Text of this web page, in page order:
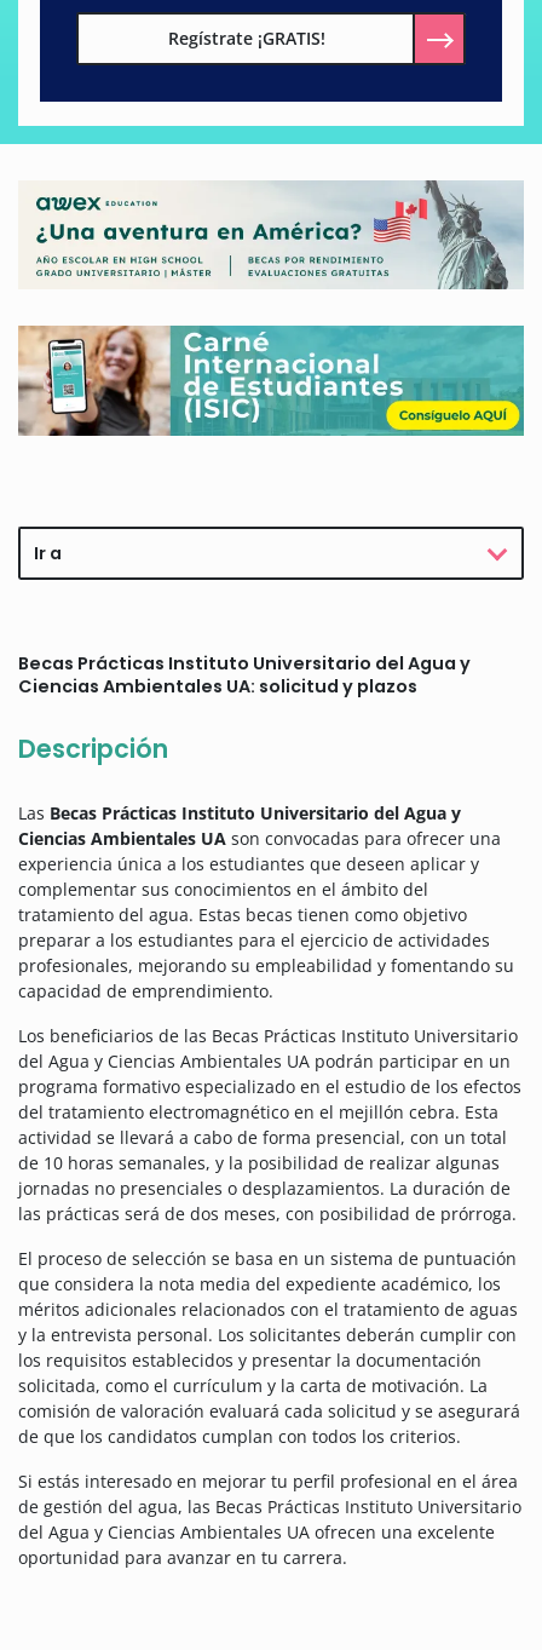
Regístrate ¡GRATIS!
Ir a
Becas Prácticas Instituto Universitario del Agua y
Ciencias Ambientales UA: solicitud y plazos
Descripción
Las Becas Prácticas Instituto Universitario del Agua y
Ciencias Ambientales UA son convocadas para ofrecer una
experiencia única a los estudiantes que deseen aplicar y
complementar sus conocimientos en el ámbito del
tratamiento del agua. Estas becas tienen como objetivo
preparar a los estudiantes para el ejercicio de actividades
profesionales, mejorando su empleabilidad y fomentando su
capacidad de emprendimiento.
Los beneficiarios de las Becas Prácticas Instituto Universitario
del Agua y Ciencias Ambientales UA podrán participar en un
programa formativo especializado en el estudio de los efectos
del tratamiento electromagnético en el mejillón cebra. Esta
actividad se llevará a cabo de forma presencial, con un total
de 10 horas semanales, y la posibilidad de realizar algunas
jornadas no presenciales o desplazamientos. La duración de
las prácticas será de dos meses, con posibilidad de prórroga.
El proceso de selección se basa en un sistema de puntuación
que considera la nota media del expediente académico, los
méritos adicionales relacionados con el tratamiento de aguas
y la entrevista personal. Los solicitantes deberán cumplir con
los requisitos establecidos y presentar la documentación
solicitada, como el currículum y la carta de motivación. La
comisión de valoración evaluará cada solicitud y se asegurará
de que los candidatos cumplan con todos los criterios.
Si estás interesado en mejorar tu perfil profesional en el área
de gestión del agua, las Becas Prácticas Instituto Universitario
del Agua y Ciencias Ambientales UA ofrecen una excelente
oportunidad para avanzar en tu carrera.